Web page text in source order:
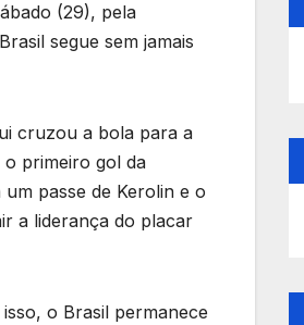
(29), pela
segue sem jamais
cruzou a bola para a
primeiro gol da
passe de Kerolin e o
a liderança do placar
o Brasil permanece